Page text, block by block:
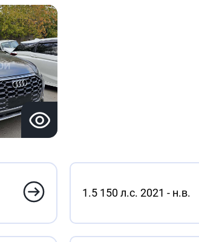
1.5 150 л.с. 2021 - н.в.